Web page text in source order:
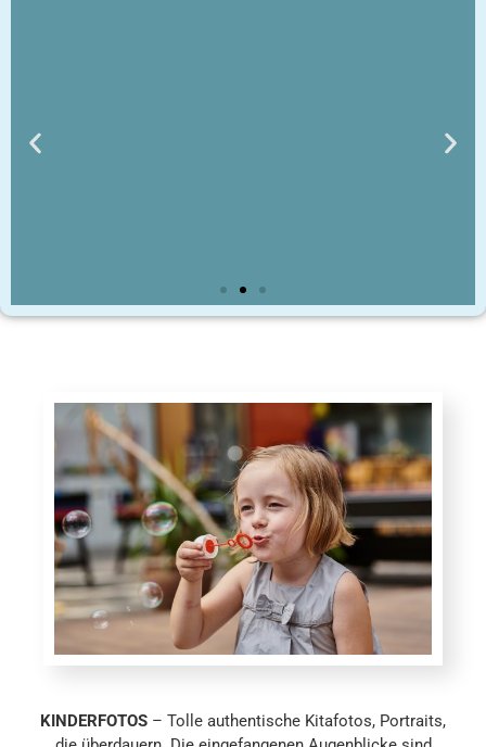
Studio
mehr
KINDERFOTOS – Tolle authentische Kitafotos, Portraits,